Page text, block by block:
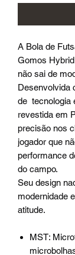
A Bola de
Gomos
não sai de
Desenvolvida
de tecnologia
revestida em
precisão nos
jogador que
performance
do campo.
Seu design
modernidade
atitude.
MST: